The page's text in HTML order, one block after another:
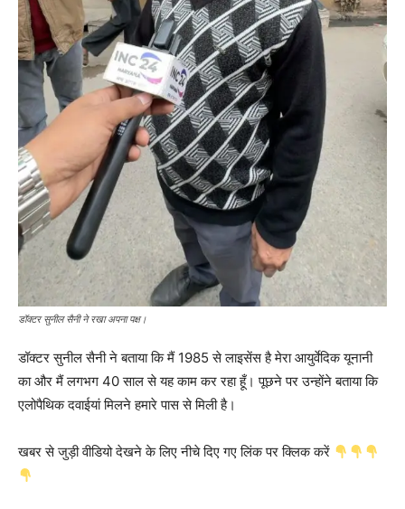
डॉक्टर सुनील सैनी ने रखा अपना पक्ष।
डॉक्टर सुनील सैनी ने बताया कि मैं 1985 से लाइसेंस है मेरा आयुर्वेदिक यूनानी
का और मैं लगभग 40 साल से यह काम कर रहा हूँ। पूछने पर उन्होंने बताया कि
एलोपैथिक दवाईयां मिलने हमारे पास से मिली है।
खबर से जुड़ी वीडियो देखने के लिए नीचे दिए गए लिंक पर क्लिक करें